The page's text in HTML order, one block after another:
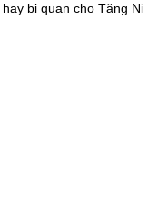
bi quan cho Tăng Ni